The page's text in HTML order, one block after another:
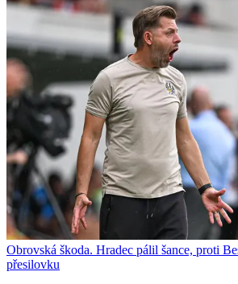
Obrovská škoda. Hradec pálil šance, proti
přesilovku